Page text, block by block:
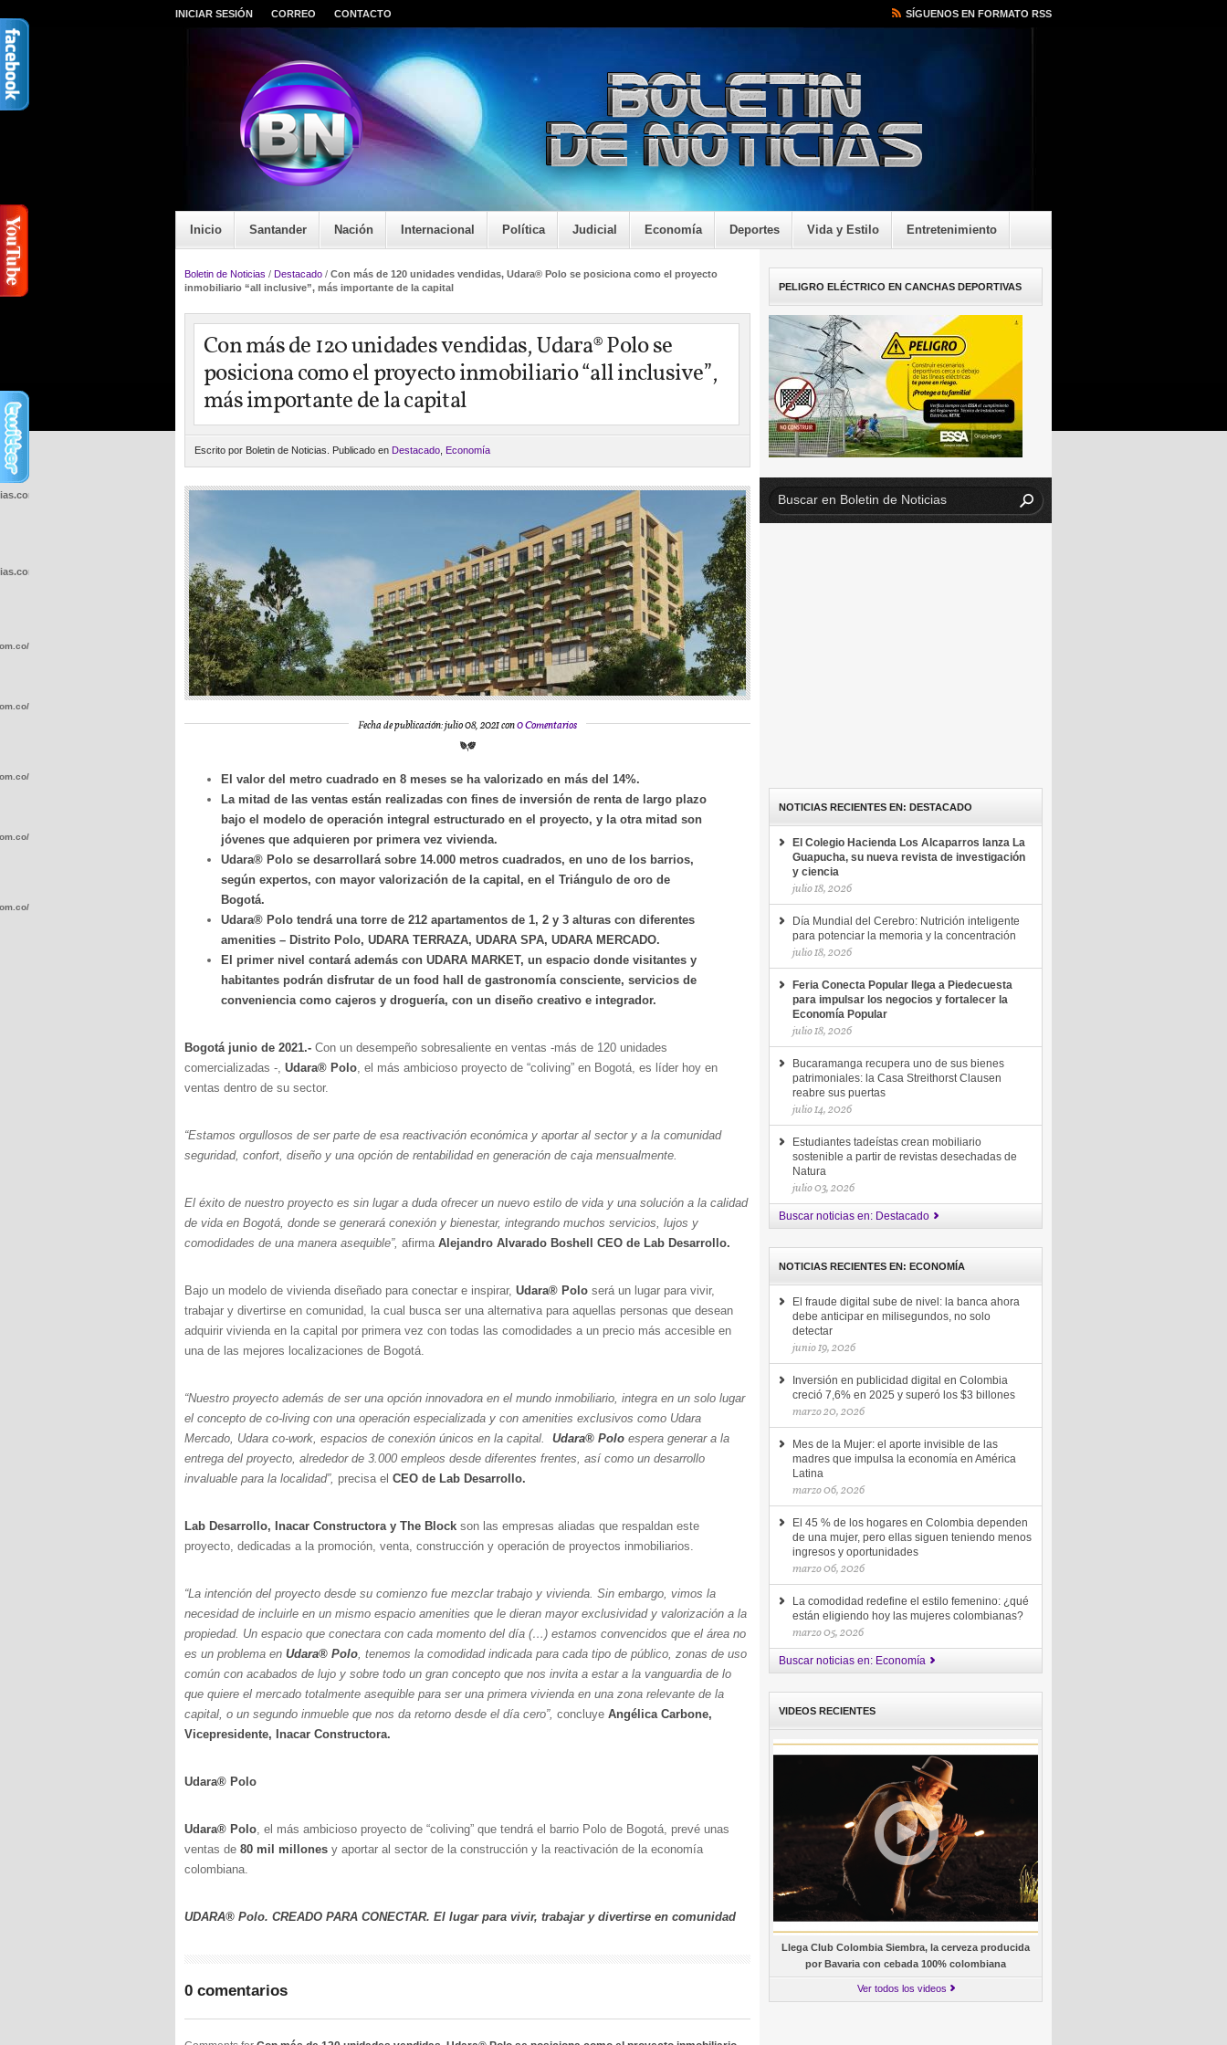
INICIAR SESIÓN CORREO CONTACTO SÍGUENOS EN FORMATO RSS
Inicio Santander Nación Internacional Política Judicial Economía Deportes Vida y Estilo Entretenimiento
Boletin de Noticias / Destacado / Con más de 120 unidades vendidas, Udara®️ Polo se posiciona como el proyecto
inmobiliario “all inclusive”, más importante de la capital
Con más de 120 unidades vendidas, Udara®️ Polo se
posiciona como el proyecto inmobiliario “all inclusive”,
más importante de la capital
Escrito por Boletin de Noticias. Publicado en Destacado Economía
Fecha de publicación: julio 08, 2021 con0 Comentarios
El valor del metro cuadrado en 8 meses se ha valorizado en más del 14%.
La mitad de las ventas están realizadas con fines de inversión de renta de largo plazo
bajo el modelo de operación integral estructurado en el proyecto, y la otra mitad son
jóvenes que adquieren por primera vez vivienda.
Udara®️ Polo se desarrollará sobre 14.000 metros cuadrados, en uno de los barrios,
según expertos, con mayor valorización de la capital, en el Triángulo de oro de
Bogotá.
Udara®️ Polo tendrá una torre de 212 apartamentos de 1, 2 y 3 alturas con diferentes
amenities – Distrito Polo, UDARA TERRAZA, UDARA SPA, UDARA MERCADO.
El primer nivel contará además con UDARA MARKET, un espacio donde visitantes y
habitantes podrán disfrutar de un food hall de gastronomía consciente, servicios de
conveniencia como cajeros y droguería, con un diseño creativo e integrador.
Bogotá junio de 2021.- Con un desempeño sobresaliente en ventas -más de 120 unidades
comercializadas -, Udara®️ Polo, el más ambicioso proyecto de “coliving” en Bogotá, es líder hoy en
ventas dentro de su sector.
“Estamos orgullosos de ser parte de esa reactivación económica y aportar al sector y a la comunidad
seguridad, confort, diseño y una opción de rentabilidad en generación de caja mensualmente.
El éxito de nuestro proyecto es sin lugar a duda ofrecer un nuevo estilo de vida y una solución a la calidad
de vida en Bogotá, donde se generará conexión y bienestar, integrando muchos servicios, lujos y
comodidades de una manera asequible”, afirma Alejandro Alvarado Boshell CEO de Lab Desarrollo.
Bajo un modelo de vivienda diseñado para conectar e inspirar, Udara®️ Polo será un lugar para vivir,
trabajar y divertirse en comunidad, la cual busca ser una alternativa para aquellas personas que desean
adquirir vivienda en la capital por primera vez con todas las comodidades a un precio más accesible en
una de las mejores localizaciones de Bogotá.
“Nuestro proyecto además de ser una opción innovadora en el mundo inmobiliario, integra en un solo lugar
el concepto de co-living con una operación especializada y con amenities exclusivos como Udara
Mercado, Udara co-work, espacios de conexión únicos en la capital. Udara®️ Polo espera generar a la
entrega del proyecto, alrededor de 3.000 empleos desde diferentes frentes, así como un desarrollo
invaluable para la localidad”, precisa el CEO de Lab Desarrollo.
Lab Desarrollo, Inacar Constructora y The Block son las empresas aliadas que respaldan este
proyecto, dedicadas a la promoción, venta, construcción y operación de proyectos inmobiliarios.
“La intención del proyecto desde su comienzo fue mezclar trabajo y vivienda. Sin embargo, vimos la
necesidad de incluirle en un mismo espacio amenities que le dieran mayor exclusividad y valorización a la
propiedad. Un espacio que conectara con cada momento del día (…) estamos convencidos que el área no
es un problema en Udara®️ Polo, tenemos la comodidad indicada para cada tipo de público, zonas de uso
común con acabados de lujo y sobre todo un gran concepto que nos invita a estar a la vanguardia de lo
que quiere el mercado totalmente asequible para ser una primera vivienda en una zona relevante de la
capital, o un segundo inmueble que nos da retorno desde el día cero”, concluye Angélica Carbone,
Vicepresidente, Inacar Constructora.
Udara®️ Polo
Udara®️ Polo, el más ambicioso proyecto de “coliving” que tendrá el barrio Polo de Bogotá, prevé unas
ventas de 80 mil millones y aportar al sector de la construcción y la reactivación de la economía
colombiana.
UDARA®️ Polo. CREADO PARA CONECTAR. El lugar para vivir, trabajar y divertirse en comunidad
0 comentarios
PELIGRO ELÉCTRICO EN CANCHAS DEPORTIVAS
NOTICIAS RECIENTES EN: DESTACADO
El Colegio Hacienda Los Alcaparros lanza La
Guapucha, su nueva revista de investigación
y ciencia
julio 18, 2026
Día Mundial del Cerebro: Nutrición inteligente
para potenciar la memoria y la concentración
julio 18, 2026
Feria Conecta Popular llega a Piedecuesta
para impulsar los negocios y fortalecer la
Economía Popular
julio 18, 2026
Bucaramanga recupera uno de sus bienes
patrimoniales: la Casa Streithorst Clausen
reabre sus puertas
julio 14, 2026
Estudiantes tadeístas crean mobiliario
sostenible a partir de revistas desechadas de
Natura
julio 03, 2026
Buscar noticias en: Destacado
NOTICIAS RECIENTES EN: ECONOMÍA
El fraude digital sube de nivel: la banca ahora
debe anticipar en milisegundos, no solo
detectar
junio 19, 2026
Inversión en publicidad digital en Colombia
creció 7,6% en 2025 y superó los $3 billones
marzo 20, 2026
Mes de la Mujer: el aporte invisible de las
madres que impulsa la economía en América
Latina
marzo 06, 2026
El 45 % de los hogares en Colombia dependen
de una mujer, pero ellas siguen teniendo menos
ingresos y oportunidades
marzo 06, 2026
La comodidad redefine el estilo femenino: ¿qué
están eligiendo hoy las mujeres colombianas?
marzo 05, 2026
Buscar noticias en: Economía
VIDEOS RECIENTES
Llega Club Colombia Siembra, la cerveza producida
por Bavaria con cebada 100% colombiana
Ver todos los videos
wp-
wp-
wp-
wp-
wp-
wp-
wp-